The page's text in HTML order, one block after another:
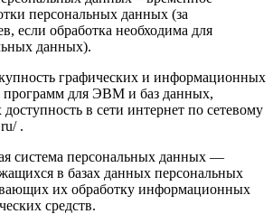
персональных данных (за
если обработка необходима для
данных).
графических и информационных
программ для ЭВМ и баз данных,
в сети интернет по сетевому
.
система персональных данных —
в базах данных персональных
их обработку информационных
средств.